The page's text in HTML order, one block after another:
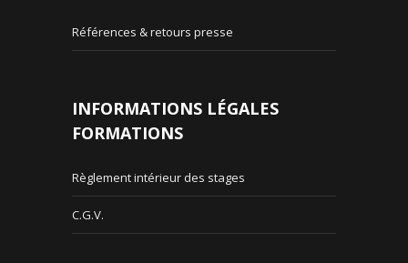
Références & retours presse
INFORMATIONS LÉGALES
FORMATIONS
Règlement intérieur des stages
C.G.V.